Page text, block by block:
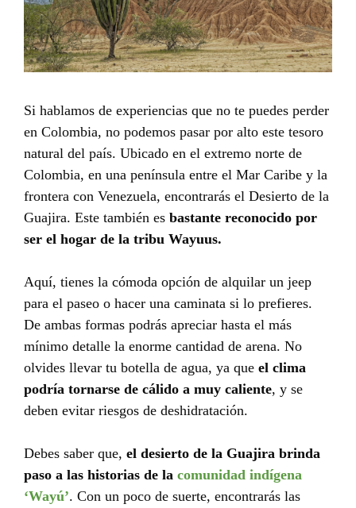
Si hablamos de experiencias que no te puedes perder
en Colombia, no podemos pasar por alto este tesoro
natural del país. Ubicado en el extremo norte de
Colombia, en una península entre el Mar Caribe y la
frontera con Venezuela, encontrarás el Desierto de la
Guajira. Este también es bastante reconocido por
ser el hogar de la tribu Wayuus.
Aquí, tienes la cómoda opción de alquilar un jeep
para el paseo o hacer una caminata si lo prefieres.
De ambas formas podrás apreciar hasta el más
mínimo detalle la enorme cantidad de arena. No
olvides llevar tu botella de agua, ya que el clima
podría tornarse de cálido a muy caliente, y se
deben evitar riesgos de deshidratación.
Debes saber que, el desierto de la Guajira brinda
paso a las historias de la comunidad indígena
‘Wayú’. Con un poco de suerte, encontrarás las